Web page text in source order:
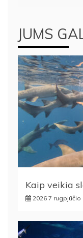
JUMS
Kaip veikia
2026 7 rugpjūčio